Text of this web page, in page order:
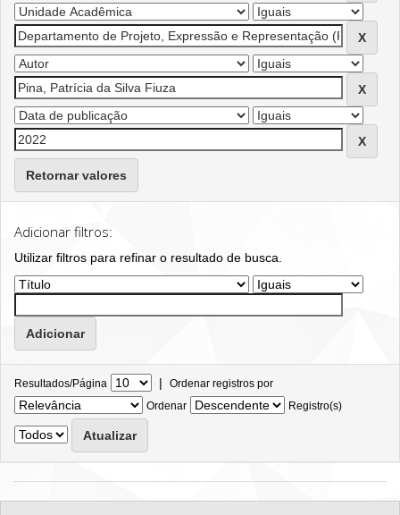
Retornar valores
Adicionar filtros:
Utilizar filtros para refinar o resultado de busca.
Resultados/Página | Ordenar registros por
Ordenar
Registro(s)